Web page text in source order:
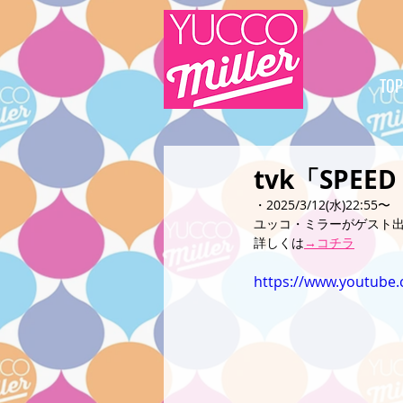
tvk「
・2025/3/12(水)22:55〜
ユッコ・ミラーがゲスト
詳しくは→コチラ
https://